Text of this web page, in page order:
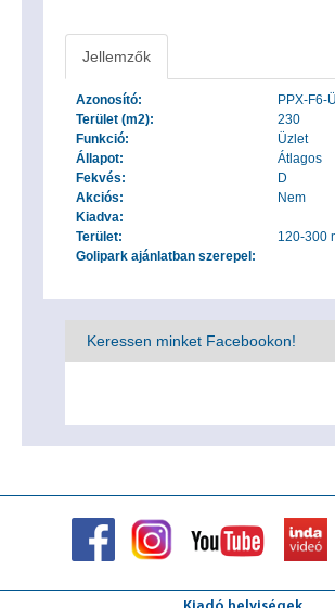
Jellemzők
Azonosító:
PPX-F6-
Terület (m2):
230
Funkció:
Üzlet
Állapot:
Átlagos
Fekvés:
D
Akciós:
Nem
Kiadva:
Terület:
120-300
Golipark ajánlatban szerepel:
Keressen minket Facebookon!